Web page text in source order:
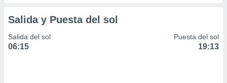
Salida y Puesta del sol
Salida del sol
06:15
Puesta del sol
19:13